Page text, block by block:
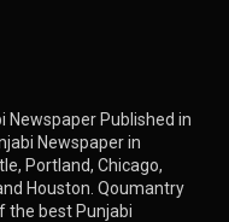
Newspaper Published in
Newspaper in
Portland, Chicago,
Houston. Qoumantry
the best Punjabi